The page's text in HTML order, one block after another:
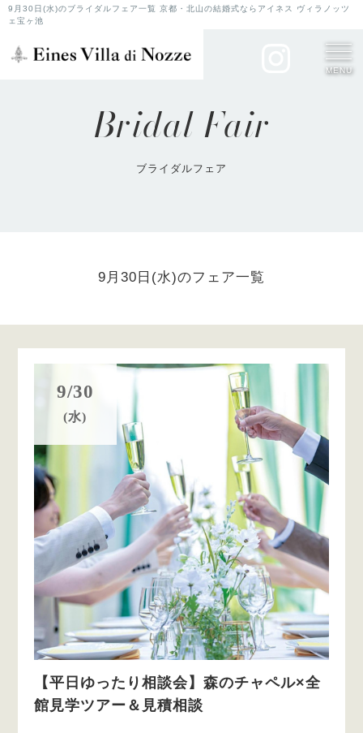
9月30日(水)のブライダルフェア一覧 京都・北山の結婚式ならアイネス ヴィラノッツ
ェ宝ヶ池
MENU
Bridal Fair
ブライダルフェア
9月30日(水)のフェア一覧
9/30
(水)
【平日ゆったり相談会】森のチャペル×全
館見学ツアー＆見積相談